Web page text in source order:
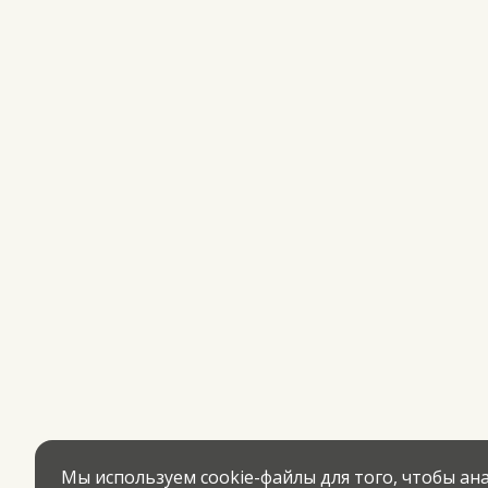
Мы используем cookie-файлы для того, чтобы